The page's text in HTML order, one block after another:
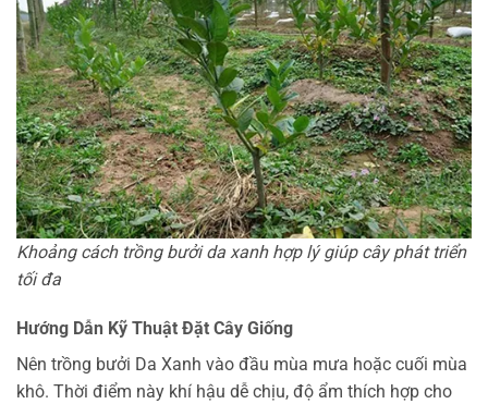
Khoảng cách trồng bưởi da xanh hợp lý giúp cây phát triển
tối đa
Hướng Dẫn Kỹ Thuật Đặt Cây Giống
Nên trồng bưởi Da Xanh vào đầu mùa mưa hoặc cuối mùa
khô. Thời điểm này khí hậu dễ chịu, độ ẩm thích hợp cho